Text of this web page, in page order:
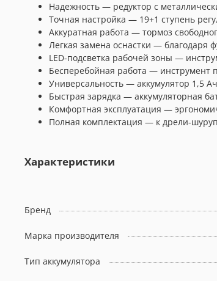
Надежность — редуктор с
Точная настройка — 19+1 ступень
Аккуратная работа — тормоз
Легкая замена оснастки — благодаря
LED-подсветка рабочей зоны —
Бесперебойная работа — инструмент
Универсальность — аккумулятор 1,5
Быстрая зарядка — аккумуляторная
Комфортная эксплуатация —
Полная комплектация — к дрели-
Характеристики
Бренд
Марка производителя
Тип аккумулятора